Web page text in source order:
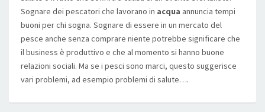
Sognare dei pescatori che lavorano in acqua annuncia tempi
buoni per chi sogna. Sognare di essere in un mercato del
pesce anche senza comprare niente potrebbe significare che
il business è produttivo e che al momento si hanno buone
relazioni sociali. Ma se i pesci sono marci, questo suggerisce
vari problemi, ad esempio problemi di salute….